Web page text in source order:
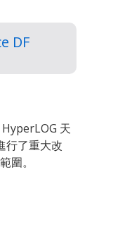
DF
天
行了重大改
圍。